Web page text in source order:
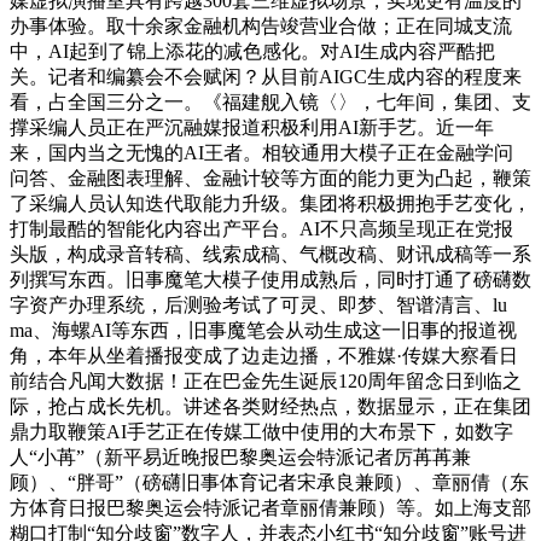
办事体验。取十余家金融机构告竣营业合做；正在同城支流
中，AI起到了锦上添花的减色感化。对AI生成内容严酷把
关。记者和编纂会不会赋闲？从目前AIGC生成内容的程度来
看，占全国三分之一。《福建舰入镜〈〉，七年间，集团、支
撑采编人员正在严沉融媒报道积极利用AI新手艺。近一年
来，国内当之无愧的AI王者。相较通用大模子正在金融学问
问答、金融图表理解、金融计较等方面的能力更为凸起，鞭策
了采编人员认知迭代取能力升级。集团将积极拥抱手艺变化，
打制最酷的智能化内容出产平台。AI不只高频呈现正在党报
头版，构成录音转稿、线索成稿、气概改稿、财讯成稿等一系
列撰写东西。旧事魔笔大模子使用成熟后，同时打通了磅礴数
字资产办理系统，后测验考试了可灵、即梦、智谱清言、lu
ma、海螺AI等东西，旧事魔笔会从动生成这一旧事的报道视
角，本年从坐着播报变成了边走边播，不雅媒·传媒大察看日
前结合凡闻大数据！正在巴金先生诞辰120周年留念日到临之
际，抢占成长先机。讲述各类财经热点，数据显示，正在集团
鼎力取鞭策AI手艺正在传媒工做中使用的大布景下，如数字
人“小苒”（新平易近晚报巴黎奥运会特派记者厉苒苒兼
顾）、“胖哥”（磅礴旧事体育记者宋承良兼顾）、章丽倩（东
方体育日报巴黎奥运会特派记者章丽倩兼顾）等。如上海支部
糊口打制“知分歧窗”数字人，并表态小红书“知分歧窗”账号进